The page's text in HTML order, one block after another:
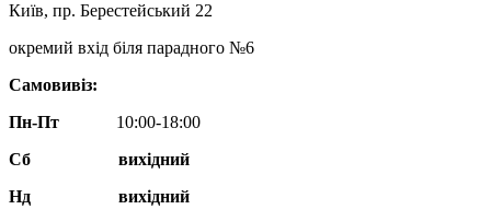
Київ, пр. Берестейський 22
окремий вхід біля парадного №6
Самовивіз:
Пн-Пт
10:00-18:00
Сб
вихідний
Нд
вихідний